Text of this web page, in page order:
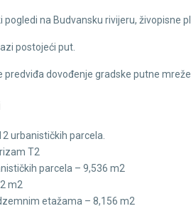
pogledi na Budvansku rivijeru, živopisne
postojeći put.
predviđa dovođenje gradske putne
urbanističkih parcela.
T2
parcela – 9,536 m2
m2
etažama – 8,156 m2